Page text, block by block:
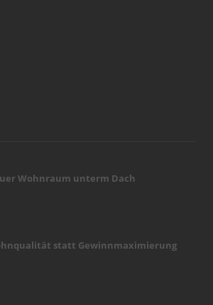
Wohnraum unterm Dach
statt Gewinnmaximierung